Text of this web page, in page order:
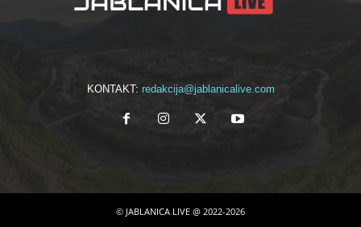
KONTAKT: redakcija@jablanicalive.com
© JABLANICA LIVE @ 2022-2026